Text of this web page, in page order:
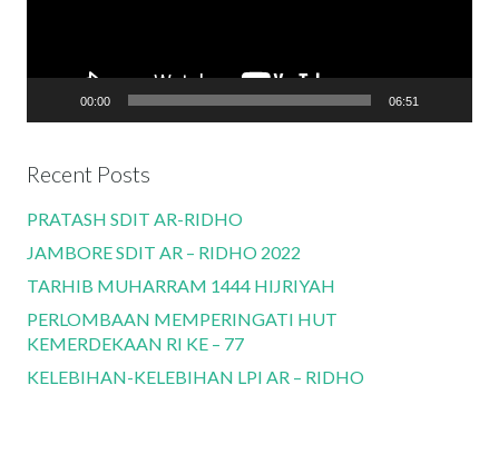
00:00 06:51
Recent Posts
PRATASH SDIT AR-RIDHO
JAMBORE SDIT AR – RIDHO 2022
TARHIB MUHARRAM 1444 HIJRIYAH
PERLOMBAAN MEMPERINGATI HUT
KEMERDEKAAN RI KE – 77
KELEBIHAN-KELEBIHAN LPI AR – RIDHO